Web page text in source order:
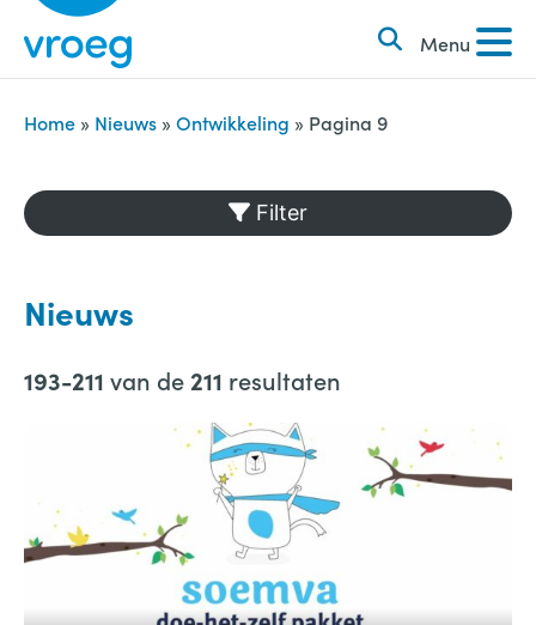
i
Menu
k
e
n
n
a
Home » Nieuws » Ontwikkeling » Pagina 9
Filter
Nieuws
193-211 van de 211 resultaten